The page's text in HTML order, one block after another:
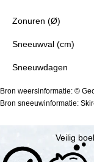
Zonuren (Ø)
Sneeuwval (cm)
Sneeuwdagen
Bron weersinformatie: ©
Bron sneeuwinformatie:
Veilig